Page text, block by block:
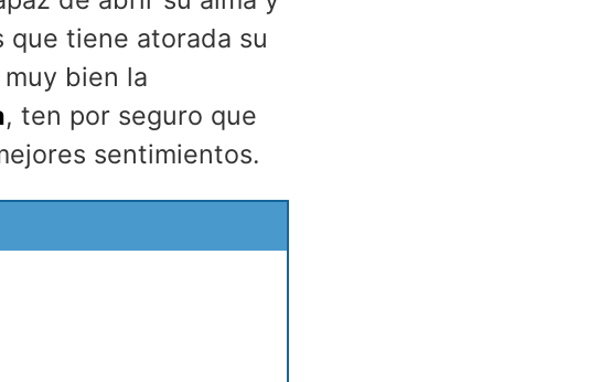
tiene atorada su
bien la
, ten por seguro que
sentimientos.